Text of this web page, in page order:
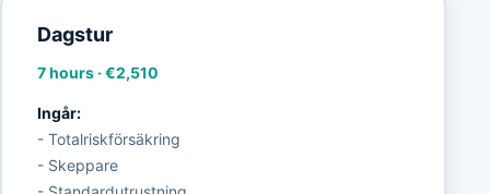
Dagstur
7 hours·€2,510
Ingår:
- Totalriskförsäkring
- Skeppare